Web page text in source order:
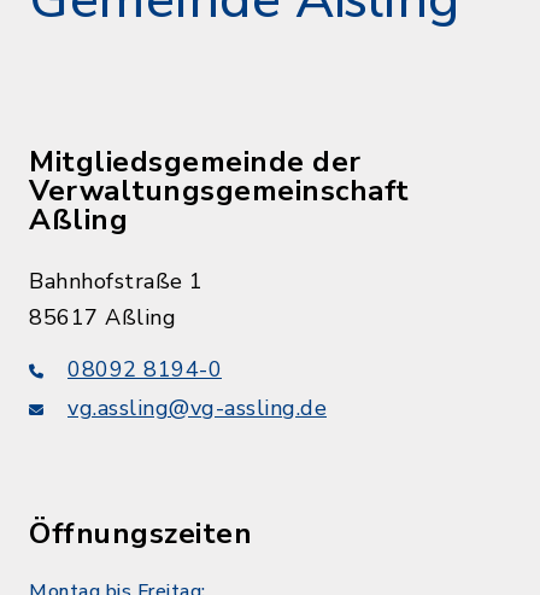
Mitgliedsgemeinde der
Verwaltungsgemeinschaft
Aßling
Bahnhofstraße 1
85617 Aßling
08092 8194-0
vg.assling@vg-assling.de
Öffnungszeiten